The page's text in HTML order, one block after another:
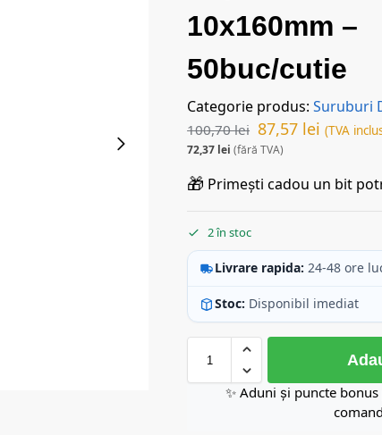
10x160mm –
50buc/cutie
Categorie produs:Suruburi
100,70lei 87,57 lei (TVA
72,37 lei (fără TVA)
🎁 Primești cadou un bit
2 în stoc
Livrare rapida: 24-48 ore
Stoc: Disponibil imediat
✨ Aduni și puncte